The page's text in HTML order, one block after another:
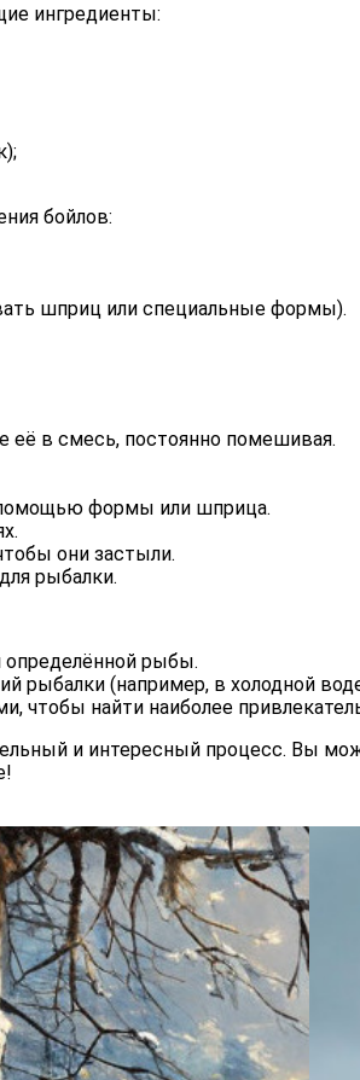
ингредиенты:
бойлов:
шприц или специальные формы).
её в смесь, постоянно помешивая.
формы или шприца.
они застыли.
рыбалки.
определённой рыбы.
рыбалки (например, в холодной
чтобы найти наиболее
и интересный процесс. Вы